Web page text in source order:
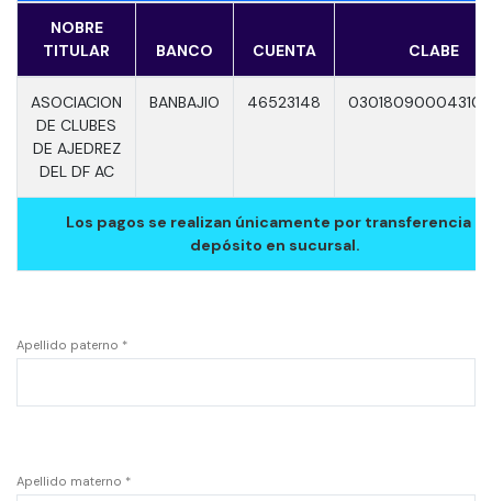
NOBRE
TITULAR
BANCO CUENTA CLABE
ASOCIACION
DE CLUBES
DE AJEDREZ
DEL DF AC
BANBAJIO 46523148
Los pagos se realizan únicamente por transferencia o
depósito en sucursal.
Apellido paterno *
Apellido materno *